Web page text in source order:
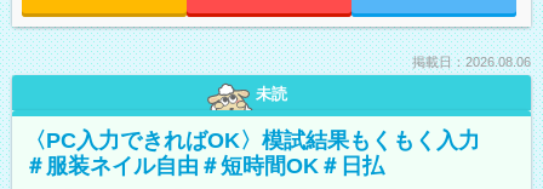
掲載日：2026.08.06
未読
〈PC入力できればOK〉模試結果もくもく入力
＃服装ネイル自由＃短時間OK＃日払